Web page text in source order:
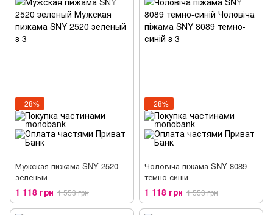
−28%
Мужская пижама SNY 2520
зеленый
1 118 грн 1 553 грн
−28%
Чоловіча піжама SNY 8089
темно-синій
1 118 грн 1 553 грн